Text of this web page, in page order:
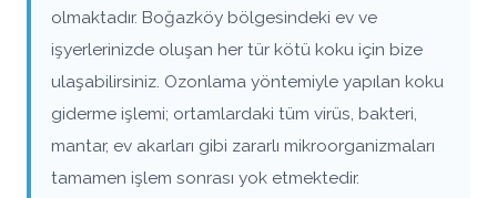
olmaktadır. Boğazköy bölgesindeki ev ve
işyerlerinizde oluşan her tür kötü koku için bize
ulaşabilirsiniz. Ozonlama yöntemiyle yapılan koku
giderme işlemi; ortamlardaki tüm virüs, bakteri,
mantar, ev akarları gibi zararlı mikroorganizmaları
tamamen işlem sonrası yok etmektedir.